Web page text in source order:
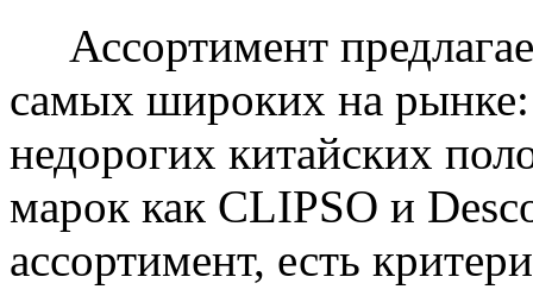
Ассортимент
самых широких на
недорогих китайских
марок как CLIPSO и
ассортимент, есть